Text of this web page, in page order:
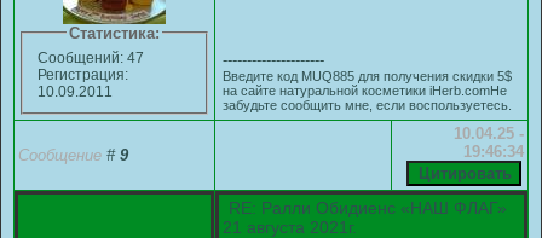
Статистика:
Сообщений: 47
Регистрация:
10.09.2011
---------------------
Введите код MUQ885 для получения скидки 5$
на сайте натуральной косметики iHerb.comНе
забудьте сообщить мне, если воспользуетесь.
Сообщение # 9
10.04.25 -
19:46:34
RE: Ралли Обидиенс «НАШ ФЛАГ»
21 августа 2021г.